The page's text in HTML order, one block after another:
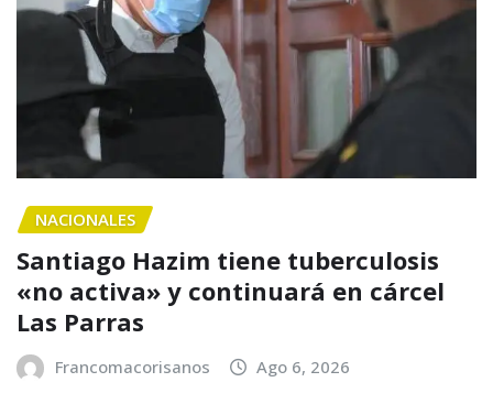
NACIONALES
Santiago Hazim tiene tuberculosis
«no activa» y continuará en cárcel
Las Parras
Francomacorisanos Ago 6, 2026